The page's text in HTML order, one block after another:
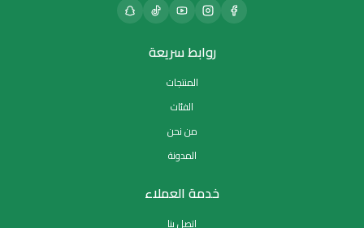
روابط سريعة
المنتجات
الفئات
من نحن
المدونة
خدمة العملاء
اتصل بنا